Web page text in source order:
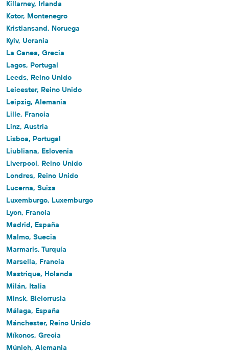
Killarney, Irlanda
Kotor, Montenegro
Kristiansand, Noruega
Kyiv, Ucrania
La Canea, Grecia
Lagos, Portugal
Leeds, Reino Unido
Leicester, Reino Unido
Leipzig, Alemania
Lille, Francia
Linz, Austria
Lisboa, Portugal
Liubliana, Eslovenia
Liverpool, Reino Unido
Londres, Reino Unido
Lucerna, Suiza
Luxemburgo, Luxemburgo
Lyon, Francia
Madrid, España
Malmo, Suecia
Marmaris, Turquía
Marsella, Francia
Mastrique, Holanda
Milán, Italia
Minsk, Bielorrusia
Málaga, España
Mánchester, Reino Unido
Míkonos, Grecia
Múnich, Alemania